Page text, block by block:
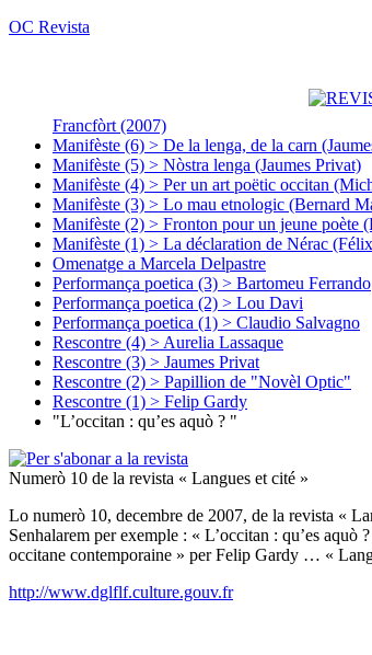
OC Revista
Francfòrt (2007)
Manifèste (6) > De la lenga, de la carn
Manifèste (5) > Nòstra lenga (Jaumes Privat)
Manifèste (4) > Per un art poëtic occitan
Manifèste (3) > Lo mau etnologic (Bernard
Manifèste (2) > Fronton pour un jeune poète
Manifèste (1) > La déclaration de Nérac
Omenatge a Marcela Delpastre
Performança poetica (3) > Bartomeu Ferrando
Performança poetica (2) > Lou Davi
Performança poetica (1) > Claudio Salvagno
Rescontre (4) > Aurelia Lassaque
Rescontre (3) > Jaumes Privat
Rescontre (2) > Papillion de "Novèl Optic"
Rescontre (1) > Felip Gardy
"L’occitan : qu’es aquò ? "
Numerò 10 de la revista « Langues et cité »
Lo numerò 10, decembre de 2007, de la revista «
Senhalarem per exemple : « L’occitan : qu’es
occitane contemporaine » per Felip Gardy … «
http://www.dglflf.culture.gouv.fr